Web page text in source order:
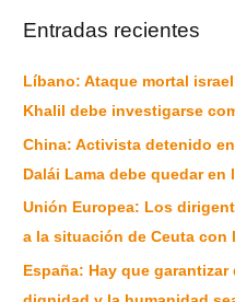
Entradas recientes
Líbano: Ataque mortal
Khalil debe investigarse
China: Activista detenido
Dalái Lama debe quedar en
Unión Europea: Los
a la situación de Ceuta con
España: Hay que